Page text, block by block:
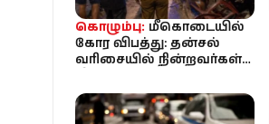
கொழும்பு: மீகொடையில்
கோர விபத்து: தன்சல்
வரிசையில் நின்றவர்கள்
உயிரிழப்பு